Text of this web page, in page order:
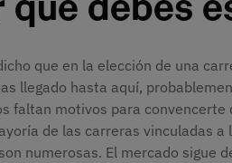
que en la elección de una
llegado hasta aquí,
faltan motivos para
de las carreras vinculadas
numerosas. El mercado sigue